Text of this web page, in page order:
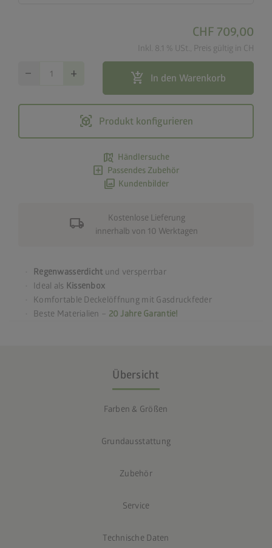
CHF 709,00
Inkl. 8.1 % USt., Preis gültig in CH
remove add add_shopping_cart In den Warenkorb
view_in_ar Produkt konfigurieren
map_search Händlersuche
add_box Passendes Zubehör
photo_library Kundenbilder
local_shipping
Kostenlose Lieferung
innerhalb von 10 Werktagen
Regenwasserdicht und versperrbar
Ideal als Kissenbox
Komfortable Deckelöffnung mit Gasdruckfeder
Beste Materialien – 20 Jahre Garantie!
Übersicht
Farben & Größen
Grundausstattung
Zubehör
Service
Technische Daten